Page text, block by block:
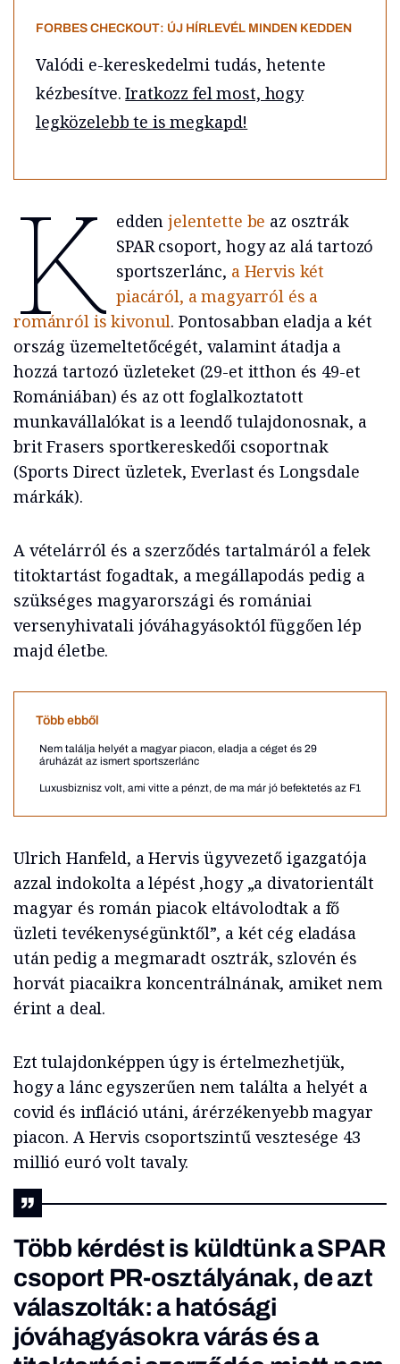
FORBES CHECKOUT: ÚJ HÍRLEVÉL MINDEN KEDDEN
Valódi e-kereskedelmi tudás, hetente
kézbesítve.Iratkozz fel most, hogy
legközelebb te is megkapd!
K eddenjelentette be az osztrák
SPAR csoport, hogy az alá tartozó
sportszerlánc, a Hervis két
piacáról, a magyarról és a
románról is kivonul. Pontosabban eladja a két
ország üzemeltetőcégét, valamint átadja a
hozzá tartozó üzleteket (29-et itthon és 49-et
Romániában) és az ott foglalkoztatott
munkavállalókat is a leendő tulajdonosnak, a
brit Frasers sportkereskedői csoportnak
(Sports Direct üzletek, Everlast és Longsdale
márkák).
A vételárról és a szerződés tartalmáról a felek
titoktartást fogadtak, a megállapodás pedig a
szükséges magyarországi és romániai
versenyhivatali jóváhagyásoktól függően lép
majd életbe.
Több ebből
Nem találja helyét a magyar piacon, eladja a céget és 29
áruházát az ismert sportszerlánc
Luxusbiznisz volt, ami vitte a pénzt, de ma már jó befektetés az F1
Ulrich Hanfeld, a Hervis ügyvezető igazgatója
azzal indokolta a lépést ,hogy „a divatorientált
magyar és román piacok eltávolodtak a fő
üzleti tevékenységünktől”, a két cég eladása
után pedig a megmaradt osztrák, szlovén és
horvát piacaikra koncentrálnának, amiket nem
érint a deal.
Ezt tulajdonképpen úgy is értelmezhetjük,
hogy a lánc egyszerűen nem találta a helyét a
covid és infláció utáni, árérzékenyebb magyar
piacon. A Hervis csoportszintű vesztesége 43
millió euró volt tavaly.
Több kérdést is küldtünk a SPAR
csoport PR-osztályának, de azt
válaszolták: a hatósági
jóváhagyásokra várás és a